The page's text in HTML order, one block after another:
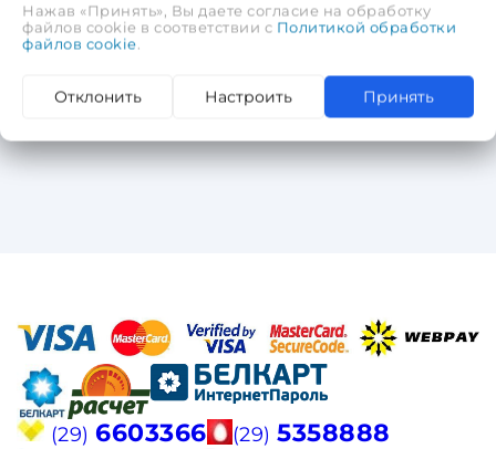
(29) 6603366 (29) 5358888
Нажав «Принять», Вы даете согласие на обработку
файлов cookie в соответствии с Политикой обработки
файлов cookie
Отклонить Настроить Принять